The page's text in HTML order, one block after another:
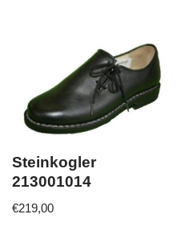
Steinkogler
213001014
€219,00